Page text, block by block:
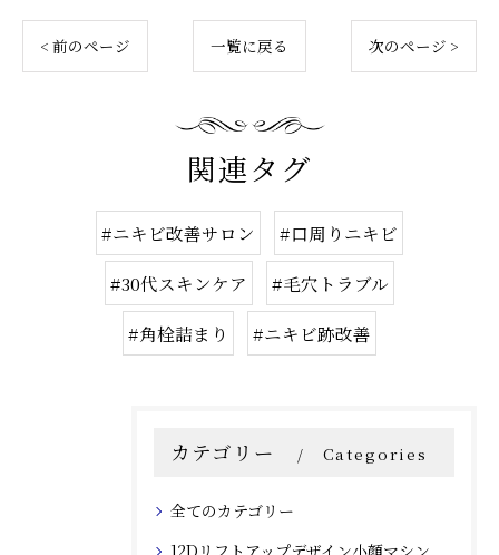
< 前のページ 一覧に戻る 次のページ >
関連タグ
#ニキビ改善サロン #口周りニキビ
#30代スキンケア #毛穴トラブル
#角栓詰まり #ニキビ跡改善
カテゴリー Categories
全てのカテゴリー
12Dリフトアップデザイン小顔マシン